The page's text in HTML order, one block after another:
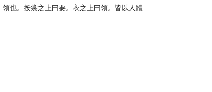
也。按裳之上曰要。衣之上曰領。皆以人體